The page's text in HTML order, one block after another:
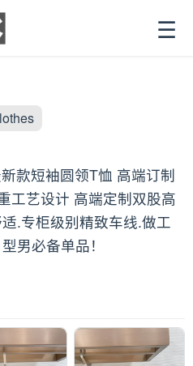
☰
款短袖圆领T恤 高端订制
工艺设计 高端定制双股高
.专柜级别精致车线.做工
男必备单品！